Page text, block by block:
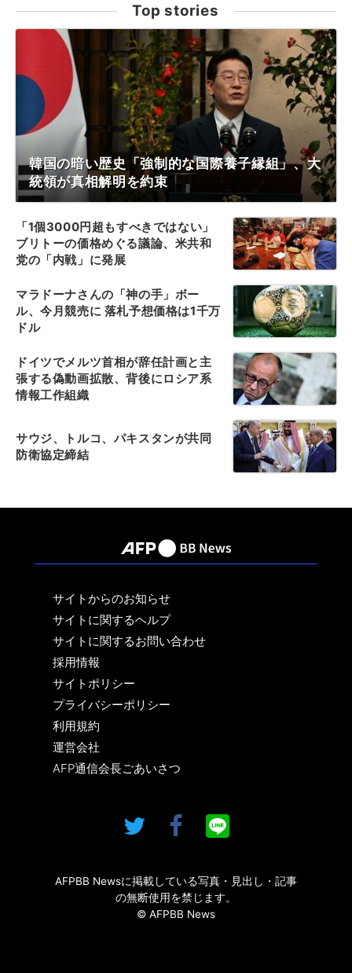
Top stories
韓国の暗い歴史「強制的な国際養子縁組」、大
統領が真相解明を約束
「1個3000円超もすべきではない」
ブリトーの価格めぐる議論、米共和
党の「内戦」に発展
マラドーナさんの「神の手」ボー
ル、今月競売に 落札予想価格は1千万
ドル
ドイツでメルツ首相が辞任計画と主
張する偽動画拡散、背後にロシア系
情報工作組織
サウジ、トルコ、パキスタンが共同
防衛協定締結
サイトからのお知らせ
サイトに関するヘルプ
サイトに関するお問い合わせ
採用情報
サイトポリシー
プライバシーポリシー
利用規約
運営会社
AFP通信会長ごあいさつ
AFPBB Newsに掲載している写真・見出し・記事
の無断使用を禁じます。
© AFPBB News